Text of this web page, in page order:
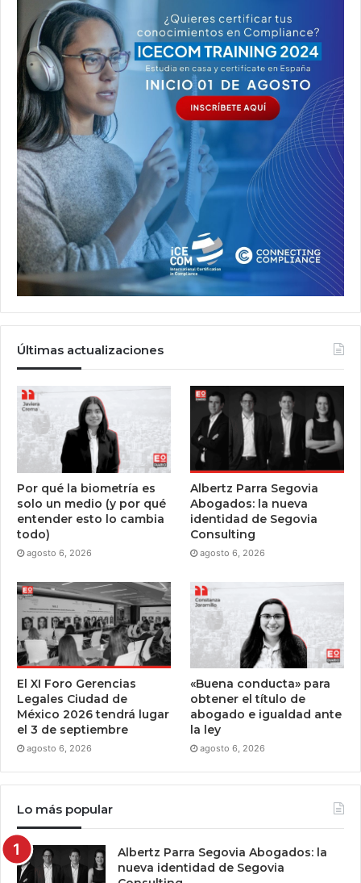
Últimas actualizaciones
Por qué la biometría es
solo un medio (y por qué
entender esto lo cambia
todo)
agosto 6, 2026
Albertz Parra Segovia
Abogados: la nueva
identidad de Segovia
Consulting
agosto 6, 2026
El XI Foro Gerencias
Legales Ciudad de
México 2026 tendrá lugar
el 3 de septiembre
agosto 6, 2026
«Buena conducta» para
obtener el título de
abogado e igualdad ante
la ley
agosto 6, 2026
Lo más popular
Albertz Parra Segovia Abogados: la
nueva identidad de Segovia